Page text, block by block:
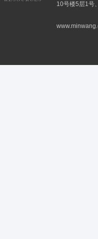
10号楼5层1号